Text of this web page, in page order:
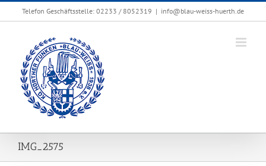
Zum
Telefon Geschäftsstelle: 02233 / 8052319 | info@blau-weiss-huerth.de
IMG_2575